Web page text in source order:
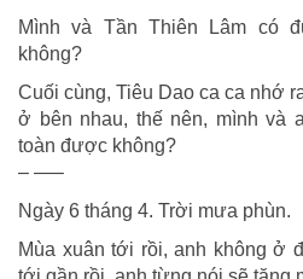
Mình và Tần Thiên Lâm có
không?
Cuối cùng, Tiêu Dao ca ca nhớ
ở bên nhau, thế nên, mình và
toàn được không?
– —–
Ngày 6 tháng 4. Trời mưa phùn.
Mùa xuân tới rồi, anh không ở